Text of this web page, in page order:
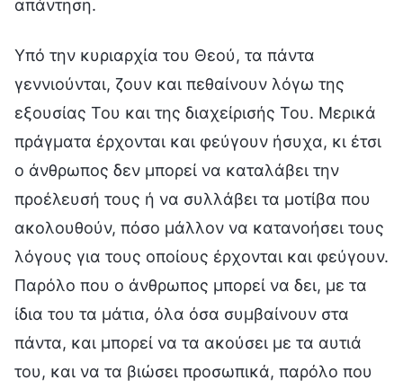
απάντηση.
Υπό την κυριαρχία του Θεού, τα πάντα
γεννιούνται, ζουν και πεθαίνουν λόγω της
εξουσίας Του και της διαχείρισής Του. Μερικά
πράγματα έρχονται και φεύγουν ήσυχα, κι έτσι
ο άνθρωπος δεν μπορεί να καταλάβει την
προέλευσή τους ή να συλλάβει τα μοτίβα που
ακολουθούν, πόσο μάλλον να κατανοήσει τους
λόγους για τους οποίους έρχονται και φεύγουν.
Παρόλο που ο άνθρωπος μπορεί να δει, με τα
ίδια του τα μάτια, όλα όσα συμβαίνουν στα
πάντα, και μπορεί να τα ακούσει με τα αυτιά
του, και να τα βιώσει προσωπικά, παρόλο που